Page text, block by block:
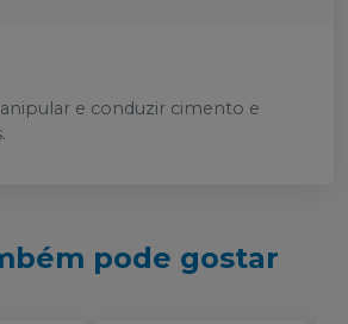
e conduzir cimento e
pode gostar